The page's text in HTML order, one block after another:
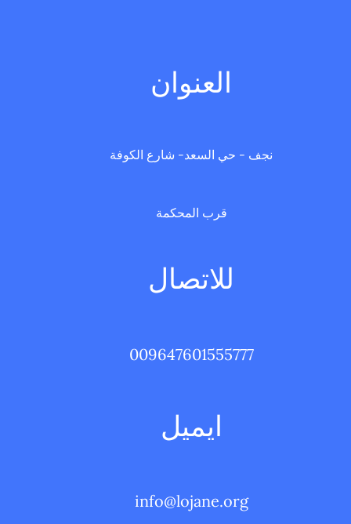
العنوان
نجف - حي السعد- شارع الكوفة
قرب المحكمة
للاتصال
009647601555777
ايميل
info@lojane.org